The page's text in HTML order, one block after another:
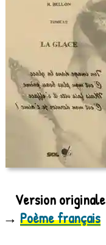
Version originale
→ Poème français